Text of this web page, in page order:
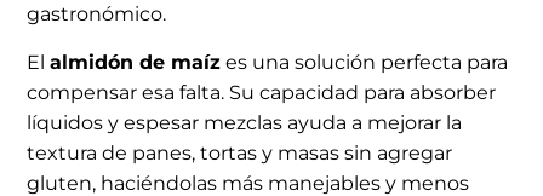
gastronómico.
Elalmidón de maíz es una solución perfecta para
compensar esa falta. Su capacidad para absorber
líquidos y espesar mezclas ayuda a mejorar la
textura de panes, tortas y masas sin agregar
gluten, haciéndolas más manejables y menos